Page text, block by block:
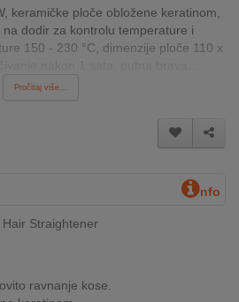
keramičke ploče obložene keratinom,
dodir za kontrolu temperature i
150 - 230 °C, dimenzije ploče 110 x
Pročitaj više...
nfo
Straightener
ravnanje kose.